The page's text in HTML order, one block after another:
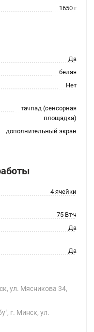
1650 г
Да
белая
Нет
тачпад (сенсорная
площадка)
дополнительный экран
4 ячейки
75 Вт·ч
Да
Да
ул. Мясникова 34,
г. Минск, ул.